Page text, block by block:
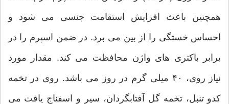
همچنین باعث افزایش استقامت جنسی می شود و
احساس خستگی را از بین می برد. در ضمن اسپرم را در
برابر باکتری های واژن محافظت می کند. مقدار مورد
نیاز روی، ۴۰ میلی گرم در روز می باشد. روی در تخمه
کدو تنبل، تخمه گل آفتابگردان، سیر و اسفناج یافت می